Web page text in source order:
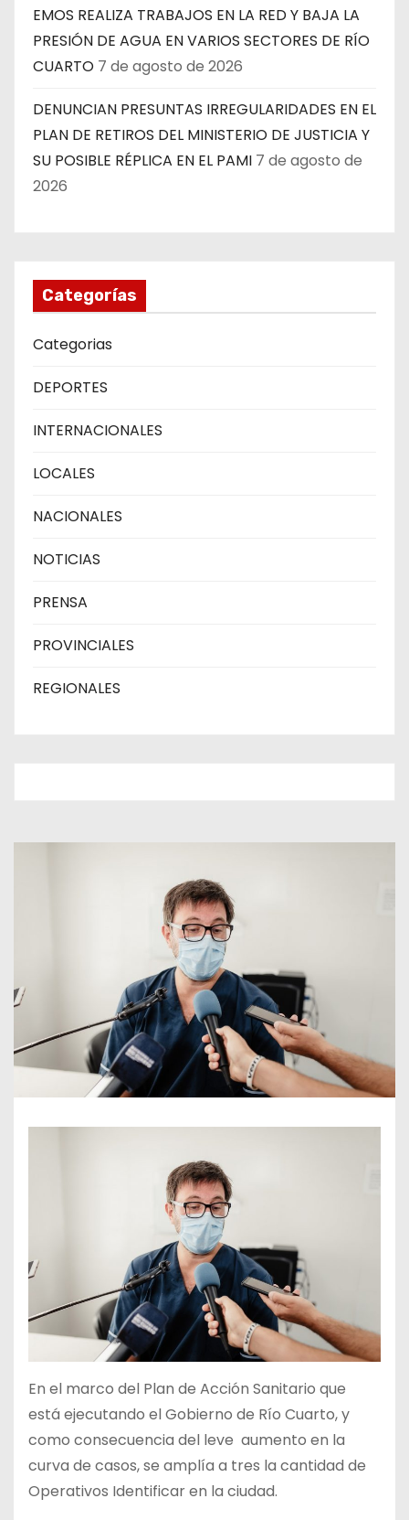
EMOS REALIZA TRABAJOS EN LA RED Y BAJA LA
PRESIÓN DE AGUA EN VARIOS SECTORES DE RÍO
CUARTO 7 de agosto de 2026
DENUNCIAN PRESUNTAS IRREGULARIDADES EN EL
PLAN DE RETIROS DEL MINISTERIO DE JUSTICIA Y
SU POSIBLE RÉPLICA EN EL PAMI 7 de agosto de
2026
Categorías
Categorias
DEPORTES
INTERNACIONALES
LOCALES
NACIONALES
NOTICIAS
PRENSA
PROVINCIALES
REGIONALES
En el marco del Plan de Acción Sanitario que
está ejecutando el Gobierno de Río Cuarto, y
como consecuencia del leve aumento en la
curva de casos, se amplía a tres la cantidad de
Operativos Identificar en la ciudad.